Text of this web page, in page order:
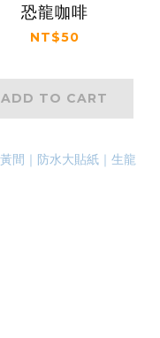
恐龍咖啡
NT$50
ADD TO CART